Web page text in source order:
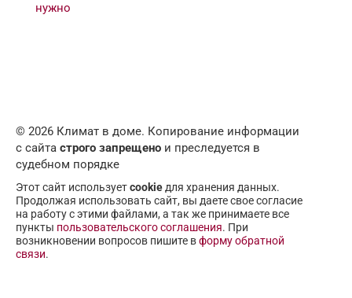
нужно
© 2026 Климат в доме. Копирование информации
с сайта строго запрещено и преследуется в
судебном порядке
Этот сайт используетcookie для хранения данных.
Продолжая использовать сайт, вы даете свое согласие
на работу с этими файлами, а так же принимаете все
пункты пользовательского соглашения. При
возникновении вопросов пишите вформу обратной
связи.